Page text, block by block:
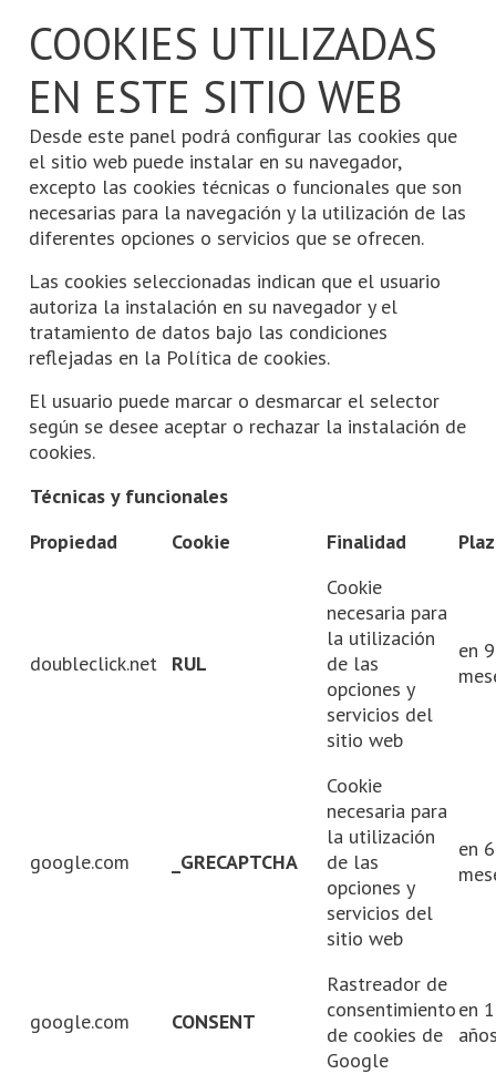
COOKIES UTILIZADAS
EN ESTE SITIO WEB
Desde este panel podrá configurar las cookies que
el sitio web puede instalar en su navegador,
excepto las cookies técnicas o funcionales que son
necesarias para la navegación y la utilización de las
diferentes opciones o servicios que se ofrecen.
Las cookies seleccionadas indican que el usuario
autoriza la instalación en su navegador y el
tratamiento de datos bajo las condiciones
reflejadas en la Política de cookies.
El usuario puede marcar o desmarcar el selector
según se desee aceptar o rechazar la instalación de
cookies.
Técnicas y funcionales
Propiedad
Cookie Finalidad
doubleclick.net RUL
Cookie
necesaria para
la utilización
de las
opciones y
servicios del
sitio web
en 9
google.com _GRECAPTCHA
Cookie
necesaria para
la utilización
de las
opciones y
servicios del
sitio web
en 6
google.com CONSENT
Rastreador de
consentimiento
de cookies de
Google
en